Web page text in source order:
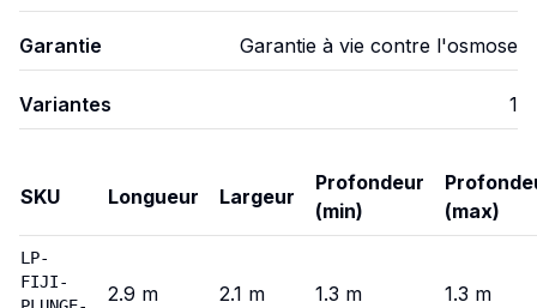
Garantie Garantie à vie contre l'osmose
Variantes 1
Fiji Plunge
SKU Longueur Largeur
Profondeur
(min)
(max)
LP-
FIJI-
2.9 m 2.1 m 1.3 m 1.3 m